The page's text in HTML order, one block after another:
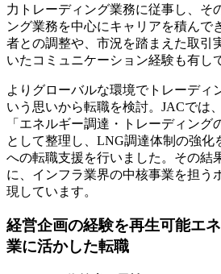
力トレーディング業務に従事し、そ
ング業務を中心にキャリアを積んで
者との調整や、市況を踏まえた取引
いたコミュニケーション経験も有し
よりグローバルな環境でトレーディ
いう思いから転職を検討。JACでは
「エネルギー調達・トレーディング
として整理し、LNG調達体制の強化
への転職支援を行いました。その結
に、インフラ業界の中核事業を担う
現しています。
経営企画の経験を再生可能エ
業に活かした転職